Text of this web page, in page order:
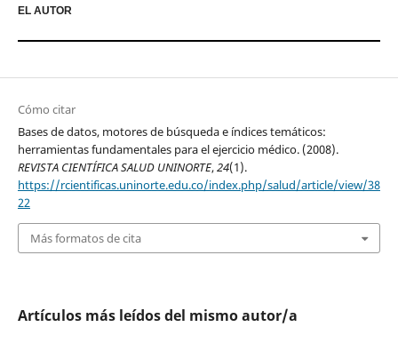
EL AUTOR
Cómo citar
Bases de datos, motores de búsqueda e índices temáticos:
herramientas fundamentales para el ejercicio médico. (2008).
REVISTA CIENTÍFICA SALUD UNINORTE,24(1).
https://rcientificas.uninorte.edu.co/index.php/salud/article/view/38
22
Más formatos de cita
Artículos más leídos del mismo autor/a